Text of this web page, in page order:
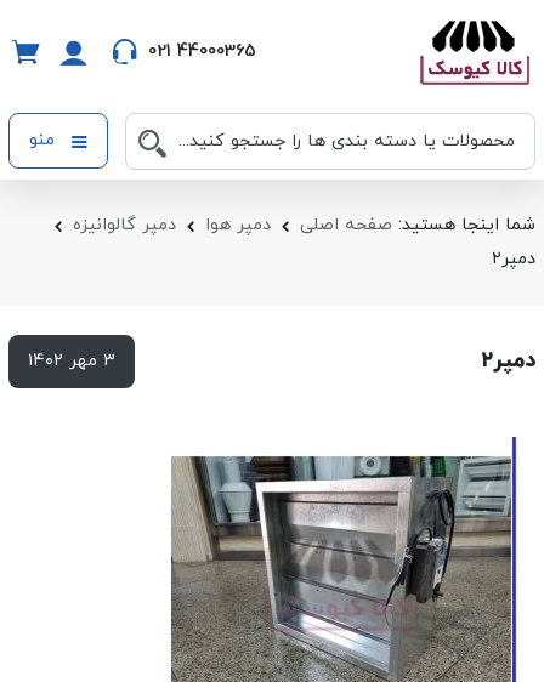
021 44000365
منو
شما اینجا هستید: صفحه اصلی دمپر هوا
دمپر گالوانیزه
دمپر۲
دمپر۲ ۳ مهر ۱۴۰۲